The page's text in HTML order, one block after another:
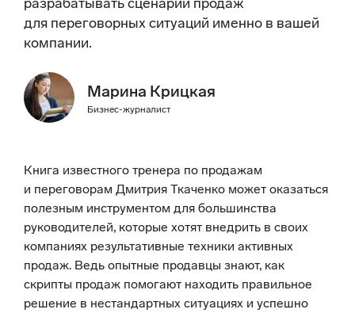
для переговорных ситуаций именно в вашей
компании.
Марина Крицкая
Бизнес-журналист
Книга известного тренера по продажам
и переговорам Дмитрия Ткаченко может оказаться
полезным инструментом для большинства
руководителей, которые хотят внедрить в своих
компаниях результативные техники активных
продаж. Ведь опытные продавцы знают, как
скрипты продаж помогают находить правильное
решение в нестандартных ситуациях и успешно